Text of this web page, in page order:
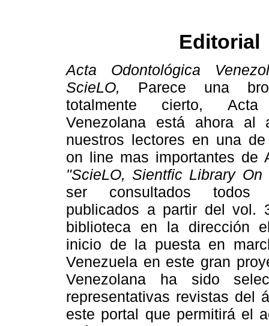
Editorial
Acta Odontológica
ScieLO,
Parece una
totalmente cierto, Acta
Venezolana está ahora al
nuestros lectores en una
on line mas importantes de
"ScieLO, Sientfic Library On
ser consultados todos
publicados a partir del vol.
biblioteca en la dirección
inicio de la puesta en
Venezuela en este gran
Venezolana ha sido
representativas revistas del
este portal que permitirá el